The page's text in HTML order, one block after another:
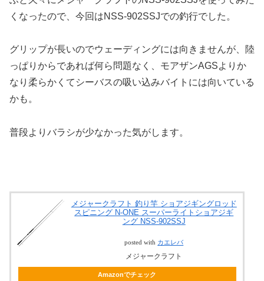
くなったので、今回はNSS-902SSJでの釣行でした。
グリップが長いのでウェーディングには向きませんが、陸
っぱりからであれば何ら問題なく、モアザンAGSよりか
なり柔らかくてシーバスの吸い込みバイトには向いている
かも。
普段よりバラシが少なかった気がします。
メジャークラフト 釣り竿 ショアジギングロッド
スピニング N-ONE スーパーライトショアジギ
ング NSS-902SSJ
posted with カエレバ
メジャークラフト
Amazonでチェック